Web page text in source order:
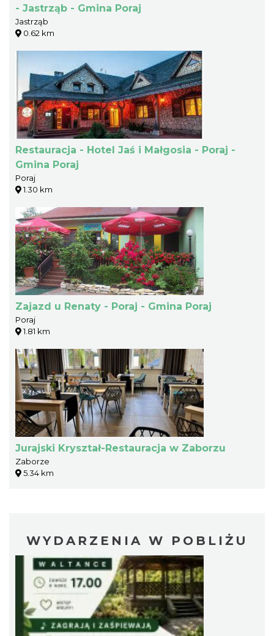
- Jastrząb - Gmina Poraj
Jastrząb
0.62 km
Restauracja - Hotel Jaś i Małgosia - Poraj -
Gmina Poraj
Poraj
1.30 km
Zajazd u Renaty - Poraj - Gmina Poraj
Poraj
1.81 km
Jurajski Kryształ-Restauracja w Zaborzu
Zaborze
5.34 km
WYDARZENIA W POBLIŻU